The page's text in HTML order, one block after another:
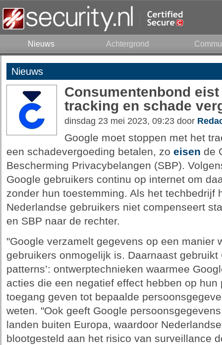
Nieuws Achtergrond
Nieuws
Consumentenbond
tracking en schade
dinsdag 23 mei 2023, 09:23 door
Google moet stoppen met het
een schadevergoeding betalen, zo eisen de
Bescherming Privacybelangen (SBP).
Google gebruikers continu op internet om
zonder hun toestemming. Als het techbedrijf
Nederlandse gebruikers niet compenseert
en SBP naar de rechter.
"Google verzamelt gegevens op een manier
gebruikers onmogelijk is. Daarnaast gebruikt
patterns’: ontwerptechnieken waarmee
acties die een negatief effect hebben op
toegang geven tot bepaalde
weten. "Ook geeft Google
landen buiten Europa, waardoor
blootgesteld aan het risico van surveillance